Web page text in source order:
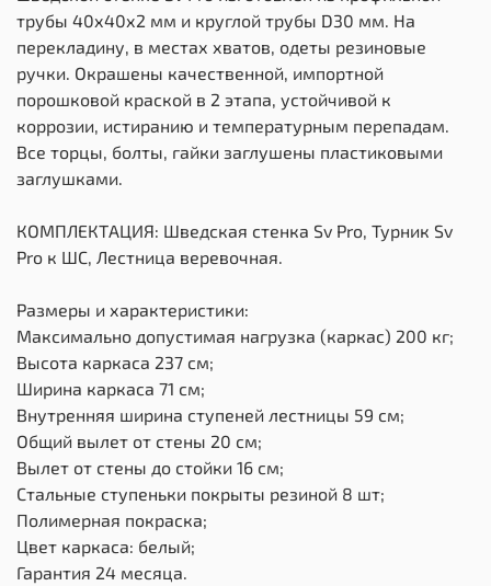
трубы 40х40х2 мм и круглой трубы D30 мм. На
перекладину, в местах хватов, одеты резиновые
ручки. Окрашены качественной, импортной
порошковой краской в 2 этапа, устойчивой к
коррозии, истиранию и температурным перепадам.
Все торцы, болты, гайки заглушены пластиковыми
заглушками.
КОМПЛЕКТАЦИЯ: Шведская стенка Sv Pro, Турник Sv
Pro к ШС, Лестница веревочная.
Размеры и характеристики:
Максимально допустимая нагрузка (каркас) 200 кг;
Высота каркаса 237 см;
Ширина каркаса 71 см;
Внутренняя ширина ступеней лестницы 59 см;
Общий вылет от стены 20 см;
Вылет от стены до стойки 16 см;
Стальные ступеньки покрыты резиной 8 шт;
Полимерная покраска;
Цвет каркаса: белый;
Гарантия 24 месяца.